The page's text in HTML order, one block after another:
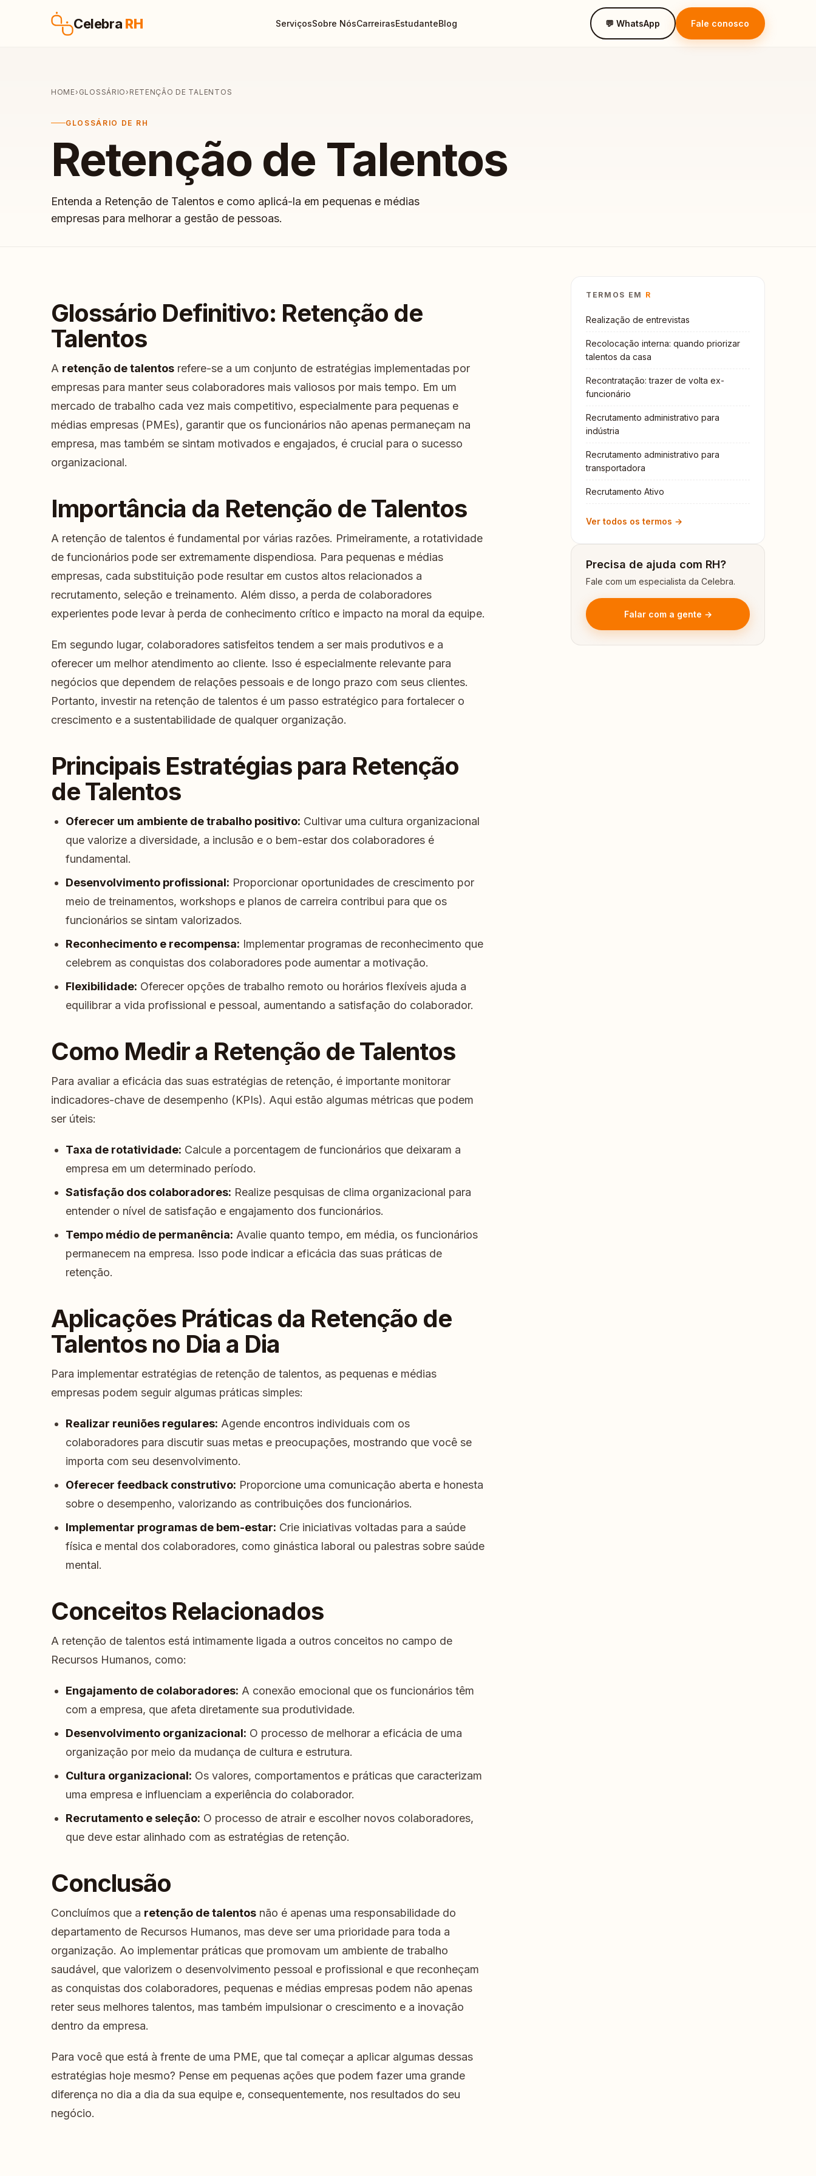
Celebra RH ServiçosSobre NósCarreirasEstudanteBlog 💬 WhatsApp Fale conosco
HOME› GLOSSÁRIO› RETENÇÃO DE TALENTOS
GLOSSÁRIO DE RH
Retenção de Talentos
Entenda a Retenção de Talentos e como aplicá-la em pequenas e médias
empresas para melhorar a gestão de pessoas.
Glossário Definitivo: Retenção de
Talentos
A retenção de talentos refere-se a um conjunto de estratégias implementadas por
empresas para manter seus colaboradores mais valiosos por mais tempo. Em um
mercado de trabalho cada vez mais competitivo, especialmente para pequenas e
médias empresas (PMEs), garantir que os funcionários não apenas permaneçam na
empresa, mas também se sintam motivados e engajados, é crucial para o sucesso
organizacional.
Importância da Retenção de Talentos
A retenção de talentos é fundamental por várias razões. Primeiramente, a rotatividade
de funcionários pode ser extremamente dispendiosa. Para pequenas e médias
empresas, cada substituição pode resultar em custos altos relacionados a
recrutamento, seleção e treinamento. Além disso, a perda de colaboradores
experientes pode levar à perda de conhecimento crítico e impacto na moral da equipe.
Em segundo lugar, colaboradores satisfeitos tendem a ser mais produtivos e a
oferecer um melhor atendimento ao cliente. Isso é especialmente relevante para
negócios que dependem de relações pessoais e de longo prazo com seus clientes.
Portanto, investir na retenção de talentos é um passo estratégico para fortalecer o
crescimento e a sustentabilidade de qualquer organização.
Principais Estratégias para Retenção
de Talentos
Oferecer um ambiente de trabalho positivo: Cultivar uma cultura organizacional
que valorize a diversidade, a inclusão e o bem-estar dos colaboradores é
fundamental.
Desenvolvimento profissional: Proporcionar oportunidades de crescimento por
meio de treinamentos, workshops e planos de carreira contribui para que os
funcionários se sintam valorizados.
Reconhecimento e recompensa: Implementar programas de reconhecimento que
celebrem as conquistas dos colaboradores pode aumentar a motivação.
Flexibilidade: Oferecer opções de trabalho remoto ou horários flexíveis ajuda a
equilibrar a vida profissional e pessoal, aumentando a satisfação do colaborador.
Como Medir a Retenção de Talentos
Para avaliar a eficácia das suas estratégias de retenção, é importante monitorar
indicadores-chave de desempenho (KPIs). Aqui estão algumas métricas que podem
ser úteis:
Taxa de rotatividade: Calcule a porcentagem de funcionários que deixaram a
empresa em um determinado período.
Satisfação dos colaboradores: Realize pesquisas de clima organizacional para
entender o nível de satisfação e engajamento dos funcionários.
Tempo médio de permanência: Avalie quanto tempo, em média, os funcionários
permanecem na empresa. Isso pode indicar a eficácia das suas práticas de
retenção.
Aplicações Práticas da Retenção de
Talentos no Dia a Dia
Para implementar estratégias de retenção de talentos, as pequenas e médias
empresas podem seguir algumas práticas simples:
Realizar reuniões regulares: Agende encontros individuais com os
colaboradores para discutir suas metas e preocupações, mostrando que você se
importa com seu desenvolvimento.
Oferecer feedback construtivo: Proporcione uma comunicação aberta e honesta
sobre o desempenho, valorizando as contribuições dos funcionários.
Implementar programas de bem-estar: Crie iniciativas voltadas para a saúde
física e mental dos colaboradores, como ginástica laboral ou palestras sobre saúde
mental.
Conceitos Relacionados
A retenção de talentos está intimamente ligada a outros conceitos no campo de
Recursos Humanos, como:
Engajamento de colaboradores: A conexão emocional que os funcionários têm
com a empresa, que afeta diretamente sua produtividade.
Desenvolvimento organizacional: O processo de melhorar a eficácia de uma
organização por meio da mudança de cultura e estrutura.
Cultura organizacional: Os valores, comportamentos e práticas que caracterizam
uma empresa e influenciam a experiência do colaborador.
Recrutamento e seleção: O processo de atrair e escolher novos colaboradores,
que deve estar alinhado com as estratégias de retenção.
Conclusão
Concluímos que a retenção de talentos não é apenas uma responsabilidade do
departamento de Recursos Humanos, mas deve ser uma prioridade para toda a
organização. Ao implementar práticas que promovam um ambiente de trabalho
saudável, que valorizem o desenvolvimento pessoal e profissional e que reconheçam
as conquistas dos colaboradores, pequenas e médias empresas podem não apenas
reter seus melhores talentos, mas também impulsionar o crescimento e a inovação
dentro da empresa.
Para você que está à frente de uma PME, que tal começar a aplicar algumas dessas
estratégias hoje mesmo? Pense em pequenas ações que podem fazer uma grande
diferença no dia a dia da sua equipe e, consequentemente, nos resultados do seu
negócio.
TERMOS EM R
Realização de entrevistas
Recolocação interna: quando priorizar
talentos da casa
Recontratação: trazer de volta ex-
funcionário
Recrutamento administrativo para
indústria
Recrutamento administrativo para
transportadora
Recrutamento Ativo
Ver todos os termos →
Precisa de ajuda com RH?
Fale com um especialista da Celebra.
Falar com a gente →